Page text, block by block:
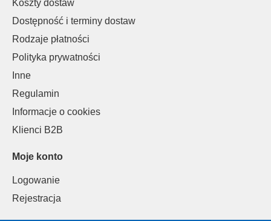
Koszty dostaw
Dostępność i terminy dostaw
Rodzaje płatności
Polityka prywatności
Inne
Regulamin
Informacje o cookies
Klienci B2B
Moje konto
Logowanie
Rejestracja